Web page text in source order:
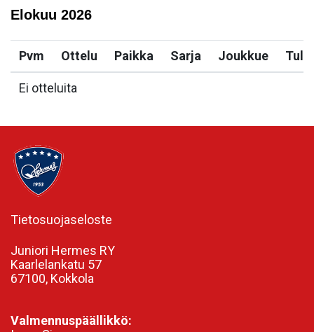
Elokuu 2026
Pvm Ottelu Paikka Sarja Joukkue
Ei otteluita
Tietosuojaseloste
Juniori Hermes RY
Kaarlelankatu 57
67100, Kokkola
Valmennuspäällikkö: